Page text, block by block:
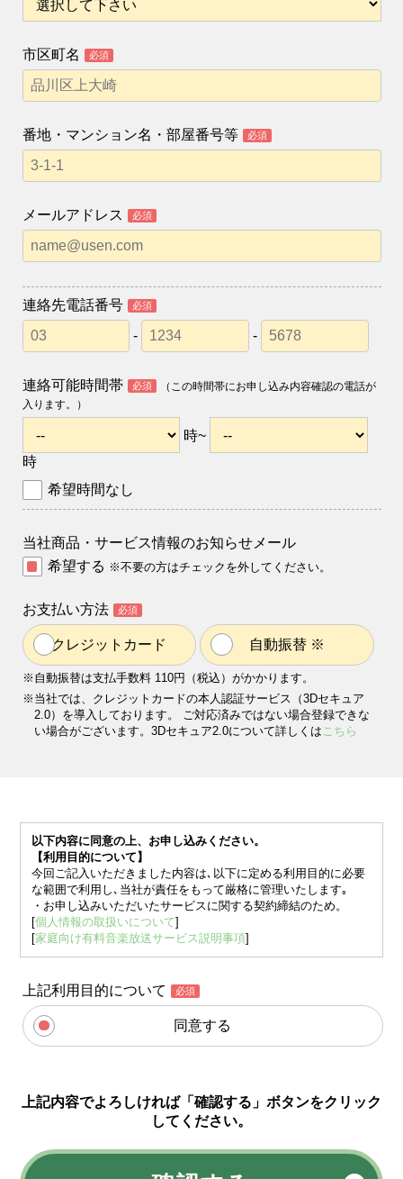
市区町名 必須
番地・マンション名・部屋番号等 必須
メールアドレス 必須
連絡先電話番号 必須
- -
連絡可能時間帯 必須
（この時間帯にお申し込み内容確認の電話が
入ります。）
時~
時
希望時間なし
当社商品・サービス情報のお知らせメール
希望する ※不要の方はチェックを外してください。
お支払い方法 必須
クレジットカード 自動振替 ※
※自動振替は支払手数料 110円（税込）がかかります。
※当社では、クレジットカードの本人認証サービス（3Dセキュア
2.0）を導入しております。 ご対応済みではない場合登録できな
い場合がございます。3Dセキュア2.0について詳しくは こちら
以下内容に同意の上、お申し込みください。
【利用目的について】
今回ご記入いただきました内容は､以下に定める利用目的に必要
な範囲で利用し､当社が責任をもって厳格に管理いたします｡
・お申し込みいただいたサービスに関する契約締結のため。
[個人情報の取扱いについて]
[家庭向け有料音楽放送サービス説明事項]
上記利用目的について 必須
同意する
上記内容でよろしければ「確認する」ボタンをクリック
してください。